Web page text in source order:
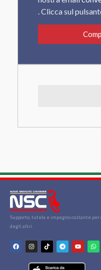
. Clicca sul
Supporto, tutela e impegno costante
degli altri.